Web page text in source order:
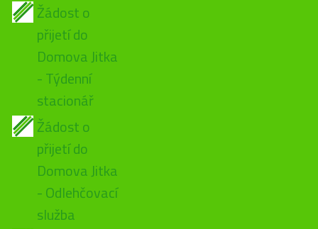
Žádost o
přijetí do
Domova Jitka
- Týdenní
stacionář
Žádost o
přijetí do
Domova Jitka
- Odlehčovací
služba